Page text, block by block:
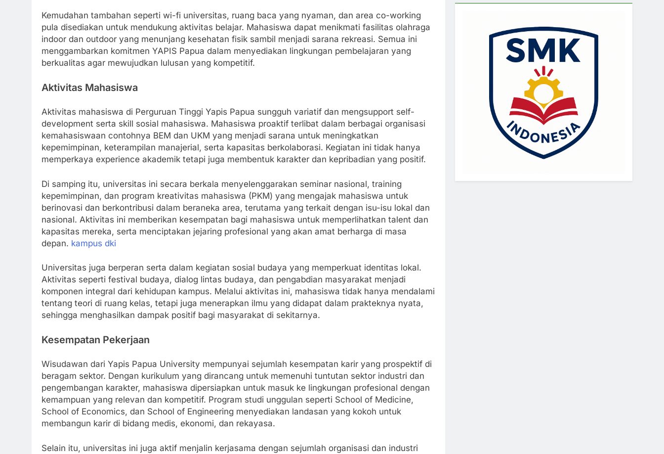
Kemudahan tambahan seperti wi-fi universitas, ruang baca yang nyaman, dan area co-working
pula disediakan untuk mendukung aktivitas belajar. Mahasiswa dapat menikmati fasilitas olahraga
indoor dan outdoor yang menunjang kesehatan fisik sambil menjadi sarana rekreasi. Semua ini
menggambarkan komitmen YAPIS Papua dalam menyediakan lingkungan pembelajaran yang
berkualitas agar mewujudkan lulusan yang kompetitif.
Aktivitas Mahasiswa
Aktivitas mahasiswa di Perguruan Tinggi Yapis Papua sungguh variatif dan mengsupport self-
development serta skill sosial mahasiswa. Mahasiswa proaktif terlibat dalam berbagai organisasi
kemahasiswaan contohnya BEM dan UKM yang menjadi sarana untuk meningkatkan
kepemimpinan, keterampilan manajerial, serta kapasitas berkolaborasi. Kegiatan ini tidak hanya
memperkaya experience akademik tetapi juga membentuk karakter dan kepribadian yang positif.
Di samping itu, universitas ini secara berkala menyelenggarakan seminar nasional, training
kepemimpinan, dan program kreativitas mahasiswa (PKM) yang mengajak mahasiswa untuk
berinovasi dan berkontribusi dalam beraneka area, terutama yang terkait dengan isu-isu lokal dan
nasional. Aktivitas ini memberikan kesempatan bagi mahasiswa untuk memperlihatkan talent dan
kapasitas mereka, serta menciptakan jejaring profesional yang akan amat berharga di masa
depan. kampus dki
Universitas juga berperan serta dalam kegiatan sosial budaya yang memperkuat identitas lokal.
Aktivitas seperti festival budaya, dialog lintas budaya, dan pengabdian masyarakat menjadi
komponen integral dari kehidupan kampus. Melalui aktivitas ini, mahasiswa tidak hanya mendalami
tentang teori di ruang kelas, tetapi juga menerapkan ilmu yang didapat dalam prakteknya nyata,
sehingga menghasilkan dampak positif bagi masyarakat di sekitarnya.
Kesempatan Pekerjaan
Wisudawan dari Yapis Papua University mempunyai sejumlah kesempatan karir yang prospektif di
beragam sektor. Dengan kurikulum yang dirancang untuk memenuhi tuntutan sektor industri dan
pengembangan karakter, mahasiswa dipersiapkan untuk masuk ke lingkungan profesional dengan
kemampuan yang relevan dan kompetitif. Program studi unggulan seperti School of Medicine,
School of Economics, dan School of Engineering menyediakan landasan yang kokoh untuk
membangun karir di bidang medis, ekonomi, dan rekayasa.
Selain itu, universitas ini juga aktif menjalin kerjasama dengan sejumlah organisasi dan industri